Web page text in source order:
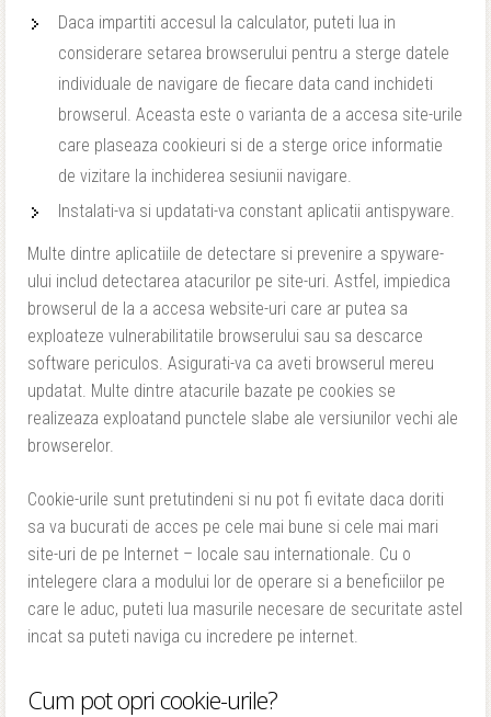
Daca impartiti accesul la calculator, puteti lua in
considerare setarea browserului pentru a sterge datele
individuale de navigare de fiecare data cand inchideti
browserul. Aceasta este o varianta de a accesa site-urile
care plaseaza cookieuri si de a sterge orice informatie
de vizitare la inchiderea sesiunii navigare.
Instalati-va si updatati-va constant aplicatii antispyware.
Multe dintre aplicatiile de detectare si prevenire a spyware-
ului includ detectarea atacurilor pe site-uri. Astfel, impiedica
browserul de la a accesa website-uri care ar putea sa
exploateze vulnerabilitatile browserului sau sa descarce
software periculos. Asigurati-va ca aveti browserul mereu
updatat. Multe dintre atacurile bazate pe cookies se
realizeaza exploatand punctele slabe ale versiunilor vechi ale
browserelor.
Cookie-urile sunt pretutindeni si nu pot fi evitate daca doriti
sa va bucurati de acces pe cele mai bune si cele mai mari
site-uri de pe Internet – locale sau internationale. Cu o
intelegere clara a modului lor de operare si a beneficiilor pe
care le aduc, puteti lua masurile necesare de securitate astel
incat sa puteti naviga cu incredere pe internet.
Cum pot opri cookie-urile?